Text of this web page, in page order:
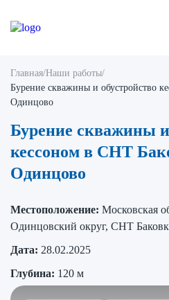
Главная/Наши работы/
Бурение скважины и обустройство
Одинцово
Бурение скважины и
кессоном в СНТ
Одинцово
Местоположение: Московская
Одинцовский округ, СНТ
Дата: 28.02.2025
Глубина: 120 м